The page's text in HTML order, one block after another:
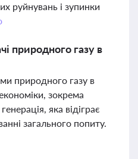
руйнувань і зупинки
природного газу в
природного газу в
зокрема
яка відіграє
загального попиту.